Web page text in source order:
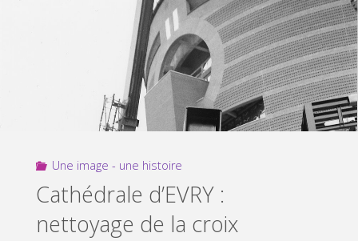
Une image - une histoire
Cathédrale d’EVRY :
nettoyage de la croix